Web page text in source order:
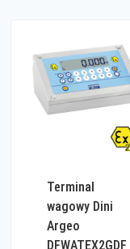
Terminal
wagowy Dini
Argeo
DFWATEX2GDF